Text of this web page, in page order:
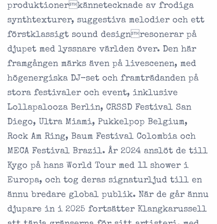
produktionerkännetecknade av frodiga
synthtexturer, suggestiva melodier och ett
förstklassigt sound designresonerar på
djupet med lyssnare världen över. Den här
framgången märks även på livescenen, med
högenergiska DJ-set och framträdanden på
stora festivaler och event, inklusive
Lollapalooza Berlin, CRSSD Festival San
Diego, Ultra Miami, Pukkelpop Belgium,
Rock Am Ring, Baum Festival Colombia och
MECA Festival Brazil. År 2024 anslöt de till
Kygo på hans World Tour med 11 shower i
Europa, och tog deras signaturljud till en
ännu bredare global publik. När de går ännu
djupare in i 2025 fortsätter Klangkarussell